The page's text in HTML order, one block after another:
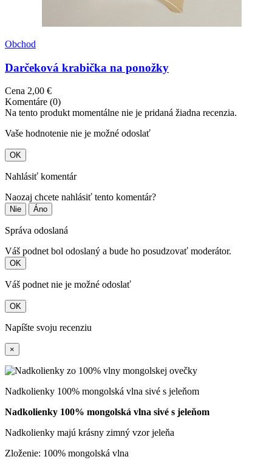
Obchod
Darčeková krabička na ponožky
Cena 2,00 €
Komentáre (0)
Na tento produkt momentálne nie je pridaná žiadna recenzia.
Vaše hodnotenie nie je možné odoslať
OK
Nahlásiť komentár
Naozaj chcete nahlásiť tento komentár?
Nie Áno
Správa odoslaná
Váš podnet bol odoslaný a bude ho posudzovať moderátor.
OK
Váš podnet nie je možné odoslať
OK
Napíšte svoju recenziu
×
Nadkolienky 100% mongolská vlna sivé s jeleňom
Nadkolienky 100% mongolská vlna sivé s jeleňom
Nadkolienky majú krásny zimný vzor jeleňa
Zloženie: 100% mongolská vlna